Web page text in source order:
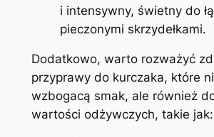
i intensywny, świetny do
pieczonymi skrzydełkami.
Dodatkowo, warto rozważyć
przyprawy do kurczaka, które
wzbogacą smak, ale również
wartości odżywczych, takie jak: